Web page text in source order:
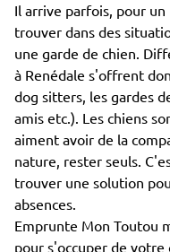
Il arrive parfois, pour
trouver dans des
une garde de chien.
à Renédale s'offrent
dog sitters, les gardes
amis etc.). Les chiens
aiment avoir de la
nature, rester seuls.
trouver une solution
absences.
Emprunte Mon Toutou
pour s'occuper de votre